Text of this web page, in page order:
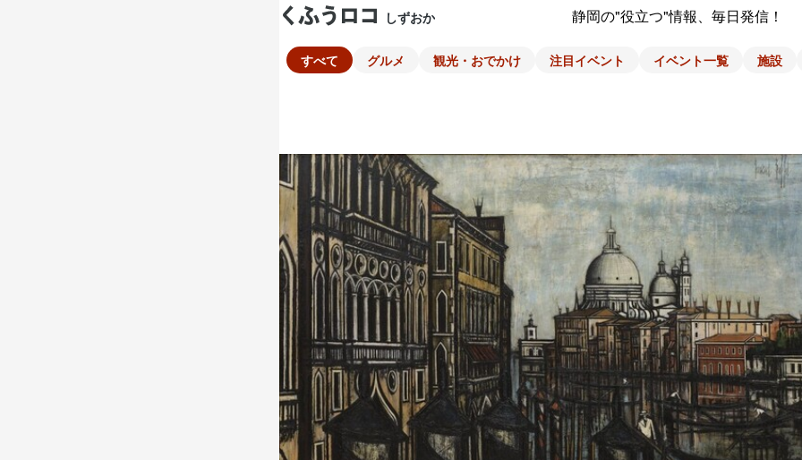
しずおか 静岡の"役立つ"情報、毎日発信！
すべて グルメ 観光・おでかけ 注目イベント イベント一覧 施設